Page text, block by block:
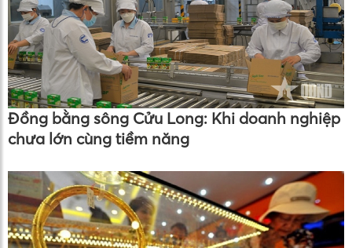
Đồng bằng sông Cửu Long: Khi doanh nghiệp
chưa lớn cùng tiềm năng